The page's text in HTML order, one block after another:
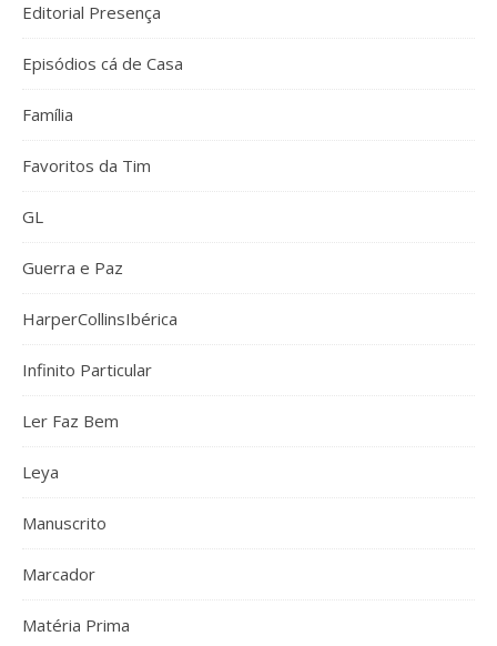
Editorial Presença
Episódios cá de Casa
Família
Favoritos da Tim
GL
Guerra e Paz
HarperCollinsIbérica
Infinito Particular
Ler Faz Bem
Leya
Manuscrito
Marcador
Matéria Prima